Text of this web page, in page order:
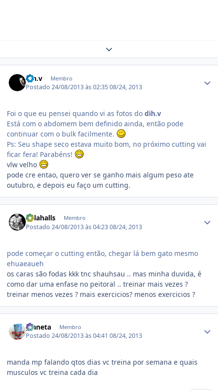
Expand topic overview
dih.v Membro
Postado24/08/2013 às 02:3508/24, 2013
Foi o que eu pensei quando vi as fotos do dih.v
Está com o abdomem bem definido ainda, então pode
continuar com o bulk facilmente.
Ps: Seu shape seco estava muito bom, no próximo cutting vai
ficar fera! Parabéns!
vlw velho
pode cre entao, quero ver se ganho mais algum peso ate
outubro, e depois eu faço um cutting.
balahalls Membro
Postado24/08/2013 às 04:2308/24, 2013
pode começar o cutting então, chegar lá bem gato mesmo
ehuaeaueh
os caras são fodas kkk tnc shauhsau .. mas minha duvida, é
como dar uma enfase no peitoral .. treinar mais vezes ?
treinar menos vezes ? mais exercicios? menos exercicios ?
planeta Membro
Postado24/08/2013 às 04:4108/24, 2013
manda mp falando qtos dias vc treina por semana e quais
musculos vc treina cada dia